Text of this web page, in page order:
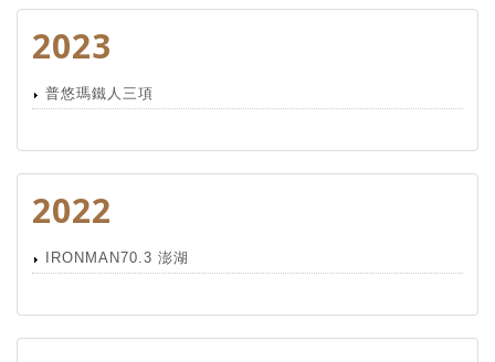
2023
普悠瑪鐵人三項
2022
IRONMAN70.3 澎湖